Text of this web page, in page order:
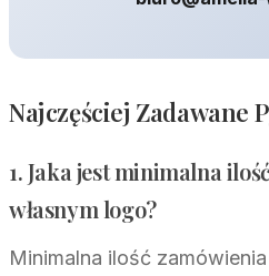
Najczęściej Zadawane
1. Jaka jest minimalna
własnym logo?
Minimalna ilość